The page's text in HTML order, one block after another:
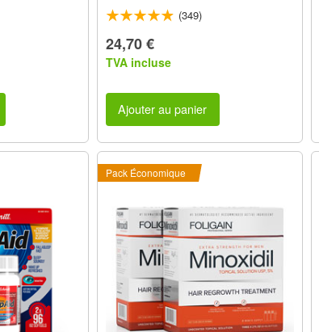
(349)
24,70 €
TVA incluse
Ajouter au panier
Pack Économique